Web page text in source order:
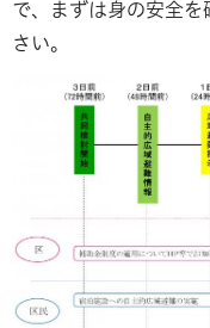
で、まずは身の安全
さい。